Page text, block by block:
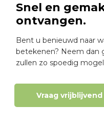
Snel en
ontvangen.
Bent u benieuwd naar
betekenen? Neem dan
zullen zo spoedig
Vraag